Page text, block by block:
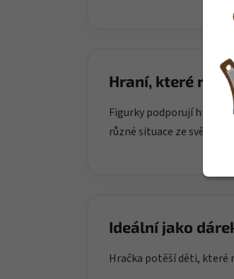
Hraní, které
Figurky podporují hraní
různé situace ze světa
Ideální jako
Hračka potěší děti, které